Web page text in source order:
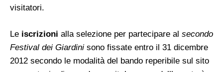
visitatori.
Le iscrizioni alla selezione per partecipare al secondo
Festival dei Giardini sono fissate entro il 31 dicembre
2012 secondo le modalità del bando reperibile sul sito